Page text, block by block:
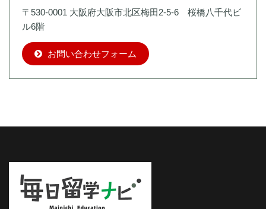
〒530-0001 大阪府大阪市北区梅田2-5-6 桜橋八千代ビ
ル6階
お問い合わせフォーム